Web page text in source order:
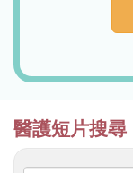
醫護短片搜尋